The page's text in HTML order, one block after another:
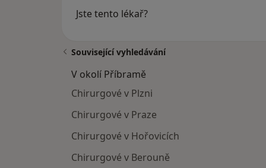
Jste tento lékař?
Související vyhledávání
V okolí Příbramě
Chirurgové v Plzni
Chirurgové v Praze
Chirurgové v Hořovicích
Chirurgové v Berouně